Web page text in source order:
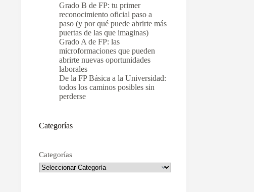
Grado B de FP: tu primer
reconocimiento oficial paso a
paso (y por qué puede abrirte más
puertas de las que imaginas)
Grado A de FP: las
microformaciones que pueden
abrirte nuevas oportunidades
laborales
De la FP Básica a la Universidad:
todos los caminos posibles sin
perderse
Categorías
Categorías